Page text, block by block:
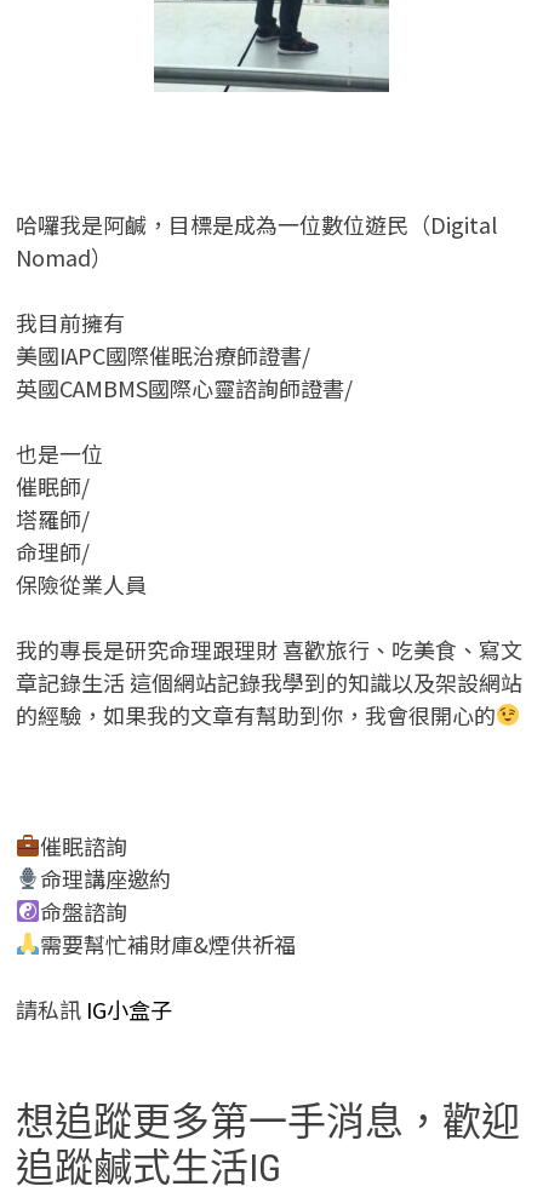
哈囉我是阿鹹，目標是成為一位數位遊民（Digital
Nomad）
我目前擁有
美國IAPC國際催眠治療師證書/
英國CAMBMS國際心靈諮詢師證書/
也是一位
催眠師/
塔羅師/
命理師/
保險從業人員
我的專長是研究命理跟理財 喜歡旅行、吃美食、寫文
章記錄生活 這個網站記錄我學到的知識以及架設網站
的經驗，如果我的文章有幫助到你，我會很開心的
催眠諮詢
命理講座邀約
命盤諮詢
需要幫忙補財庫&煙供祈福
請私訊IG小盒子
想追蹤更多第一手消息，歡迎
追蹤鹹式生活IG